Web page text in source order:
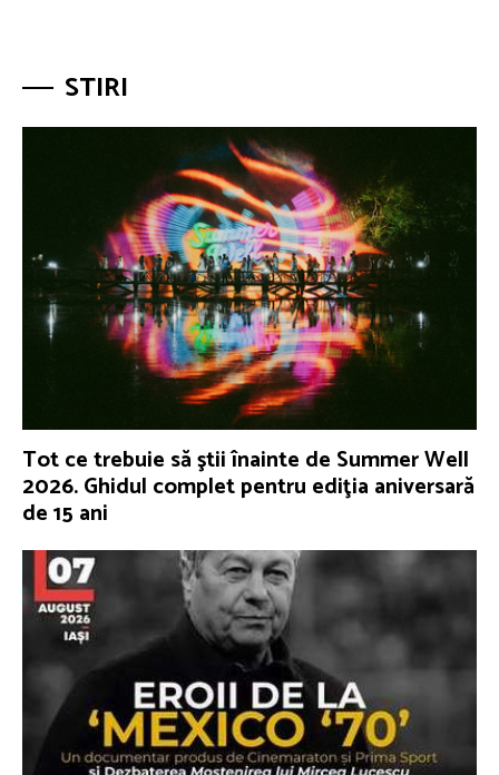
STIRI
Tot ce trebuie să ştii înainte de Summer Well
2026. Ghidul complet pentru ediţia aniversară
de 15 ani